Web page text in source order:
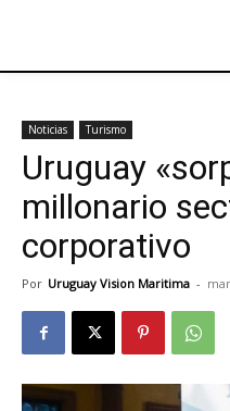
Noticias Turismo
Uruguay
millonario
corporativo
Por Uruguay Vision Maritima -